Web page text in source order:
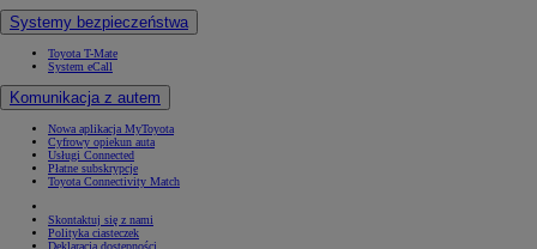
Systemy bezpieczeństwa
Toyota T-Mate
System eCall
Komunikacja z autem
Nowa aplikacja MyToyota
Cyfrowy opiekun auta
Usługi Connected
Płatne subskrypcje
Toyota Connectivity Match
Skontaktuj się z nami
Polityka ciasteczek
Deklaracja dostępności